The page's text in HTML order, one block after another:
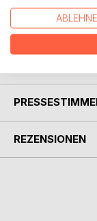
the jet set,
part of daily life.
REZENSIONEN